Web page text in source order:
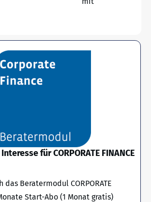
für CORPORATE FINANCE
das Beratermodul CORPORATE
Start-Abo (1 Monat gratis)